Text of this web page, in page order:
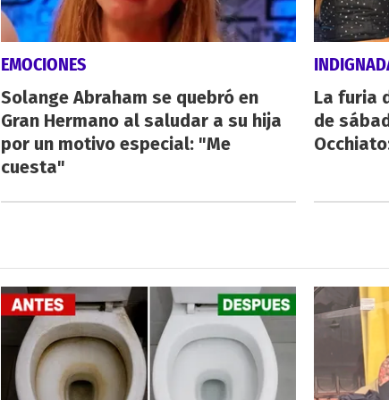
EMOCIONES
Solange Abraham se quebró en
Gran Hermano al saludar a su hija
por un motivo especial: "Me
cuesta"
La furia
de